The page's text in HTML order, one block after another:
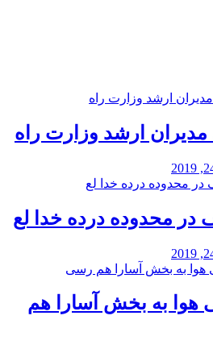
مدیران ارشد وزارت راه
در محدوده درده خدا لع
هوا به بخش آسارا هم